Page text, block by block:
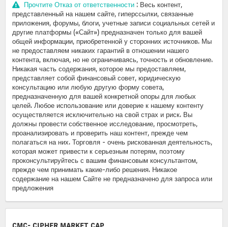
Прочтите Отказ от ответственности : Весь контент,
представленный на нашем сайте, гиперссылки, связанные
приложения, форумы, блоги, учетные записи социальных сетей и
другие платформы («Сайт») предназначен только для вашей
общей информации, приобретенной у сторонних источников. Мы
не предоставляем никаких гарантий в отношении нашего
контента, включая, но не ограничиваясь, точность и обновление.
Никакая часть содержания, которое мы предоставляем,
представляет собой финансовый совет, юридическую
консультацию или любую другую форму совета,
предназначенную для вашей конкретной опоры для любых
целей. Любое использование или доверие к нашему контенту
осуществляется исключительно на свой страх и риск. Вы
должны провести собственное исследование, просмотреть,
проанализировать и проверить наш контент, прежде чем
полагаться на них. Торговля - очень рискованная деятельность,
которая может привести к серьезным потерям, поэтому
проконсультируйтесь с вашим финансовым консультантом,
прежде чем принимать какие-либо решения. Никакое
содержание на нашем Сайте не предназначено для запроса или
предложения